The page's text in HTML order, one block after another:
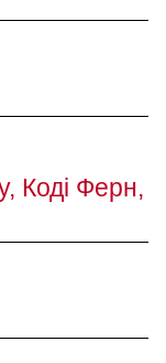
Коді Ферн,